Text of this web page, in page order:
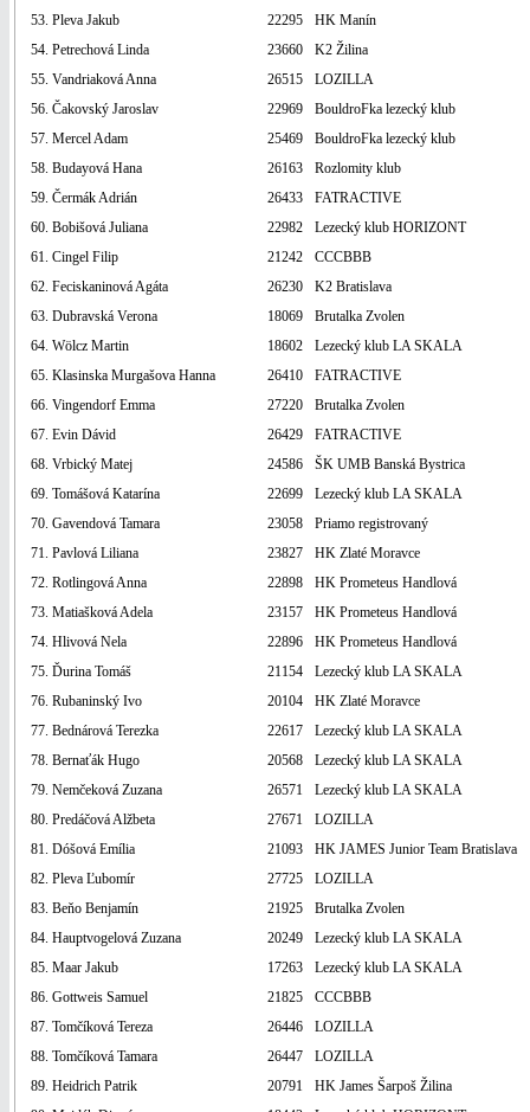
53. Pleva Jakub
22295
HK Manín
54. Petrechová Linda
23660
K2 Žilina
55. Vandriaková Anna
26515
LOZILLA
56. Čakovský Jaroslav
22969
BouldroFka lezecký klub
57. Mercel Adam
25469
BouldroFka lezecký klub
58. Budayová Hana
26163
Rozlomity klub
59. Čermák Adrián
26433
FATRACTIVE
60. Bobišová Juliana
22982
Lezecký klub HORIZONT
61. Cingel Filip
21242
CCCBBB
62. Feciskaninová Agáta
26230
K2 Bratislava
63. Dubravská Verona
18069
Brutalka Zvolen
64. Wölcz Martin
18602
Lezecký klub LA SKALA
65. Klasinska Murgašova Hanna
26410
FATRACTIVE
66. Vingendorf Emma
27220
Brutalka Zvolen
67. Evin Dávid
26429
FATRACTIVE
68. Vrbický Matej
24586
ŠK UMB Banská Bystrica
69. Tomášová Katarína
22699
Lezecký klub LA SKALA
70. Gavendová Tamara
23058
Priamo registrovaný
71. Pavlová Liliana
23827
HK Zlaté Moravce
72. Rotlingová Anna
22898
HK Prometeus Handlová
73. Matiašková Adela
23157
HK Prometeus Handlová
74. Hlivová Nela
22896
HK Prometeus Handlová
75. Ďurina Tomáš
21154
Lezecký klub LA SKALA
76. Rubaninský Ivo
20104
HK Zlaté Moravce
77. Bednárová Terezka
22617
Lezecký klub LA SKALA
78. Bernaťák Hugo
20568
Lezecký klub LA SKALA
79. Nemčeková Zuzana
26571
Lezecký klub LA SKALA
80. Predáčová Alžbeta
27671
LOZILLA
81. Dóšová Emília
21093
HK JAMES Junior Team Bratislava
82. Pleva Ľubomír
27725
LOZILLA
83. Beňo Benjamín
21925
Brutalka Zvolen
84. Hauptvogelová Zuzana
20249
Lezecký klub LA SKALA
85. Maar Jakub
17263
Lezecký klub LA SKALA
86. Gottweis Samuel
21825
CCCBBB
87. Tomčíková Tereza
26446
LOZILLA
88. Tomčíková Tamara
26447
LOZILLA
89. Heidrich Patrik
20791
HK James Šarpoš Žilina